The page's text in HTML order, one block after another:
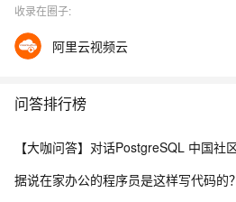
收录在圈子:
阿里云视频云
问答排行榜
据说在家办公的程序员是这样写代码的？